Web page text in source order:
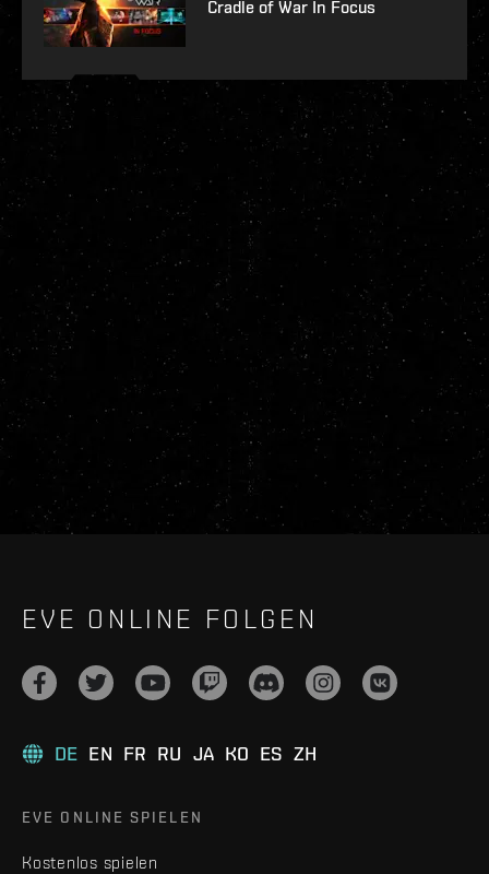
Cradle of War In Focus
EVE ONLINE FOLGEN
DE EN FR RU JA KO ES ZH
EVE ONLINE SPIELEN
Kostenlos spielen